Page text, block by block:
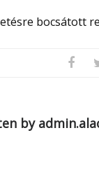
bocsátott
by